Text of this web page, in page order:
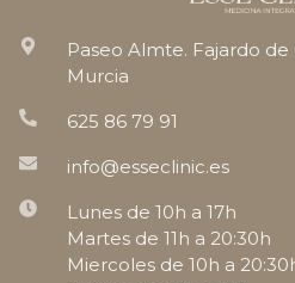
Paseo Almte. Fajardo de
Murcia
625 86 79 91
info@esseclinic.es
Lunes de 10h a 17h
Martes de 11h a 20:30h
Miercoles de 10h a